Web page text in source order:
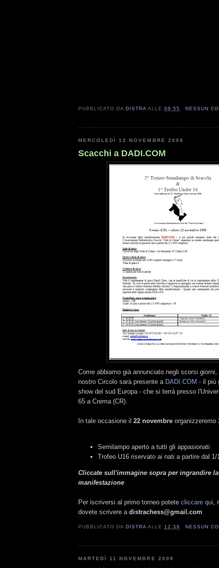
PUBBLICATO DADISTRA ALLE08:55 NESSUN
MERCOLEDÌ 12 NOVEMBRE 2008
Scacchi a DADI.COM
Come abbiamo già annunciato negli scorsi
nostro Circolo sarà presente a DADI.COM - il più
show del sud Europa - che si terrà presso
65 a Crema (CR).
In tale occasione il 22 novembre organizzeremo
Semilampo aperto a tutti gli appasionati
Trofeo U16 riservato ai nati a partire dal
Cliccate sull'immagine sopra per ingrandire
manifestazione
Per iscriversi al primo torneo potete cliccare qui
dovete scrivere a distrachess@gmail.com
PUBBLICATO DADISTRA ALLE 12:39 NESSUN
MARTEDÌ 11 NOVEMBRE 2008